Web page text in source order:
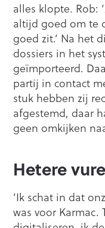
alles klopte. Rob:
altijd goed om te
goed zit.’ Na het
dossiers in het
geïmporteerd.
partij in contact
stuk hebben zij
afgestemd, daar
geen omkijken
Hetere
‘Ik schat in dat
was voor Karmac.